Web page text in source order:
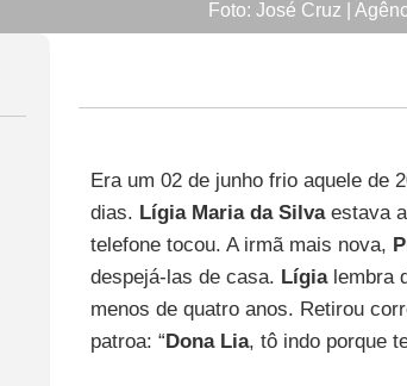
Foto: José Cruz |
Era um 02 de junho frio aquele de
dias. Lígia Maria da Silvaestava
telefone tocou. A irmã mais nova,
despejá-las de casa. Lígialembra
menos de quatro anos. Retirou
patroa: “Dona Lia, tô indo porque